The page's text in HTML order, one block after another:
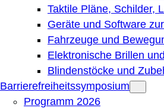
Taktile Pläne, Schilder,
Geräte und Software
Fahrzeuge und
Elektronische Brillen
Blindenstöcke und
Barrierefreiheitssymposium
Programm 2026